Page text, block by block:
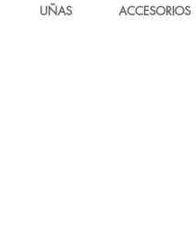
UÑAS ACCESORIOS